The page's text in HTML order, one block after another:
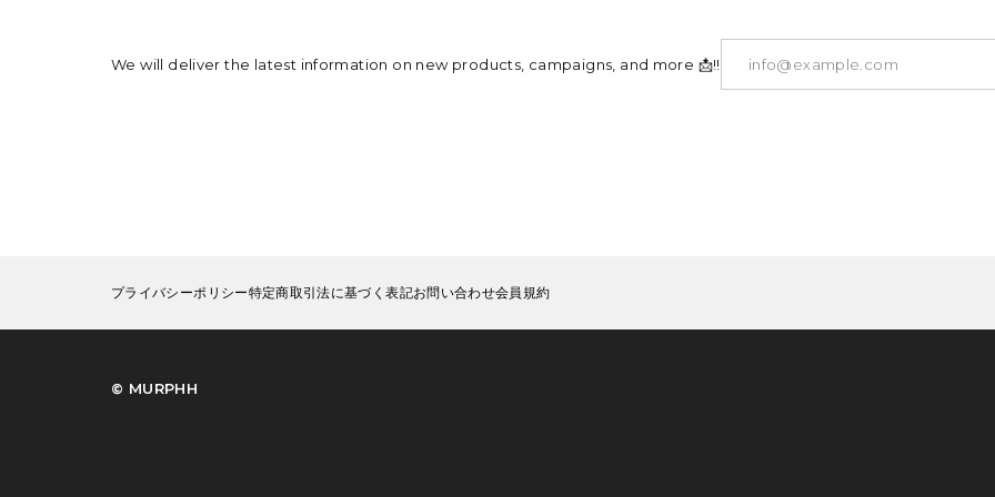
We will deliver the latest information on new products, campaigns, and more 📩!!
プライバシーポリシー特定商取引法に基づく表記お問い合わせ会員規約
©︎ MURPHH